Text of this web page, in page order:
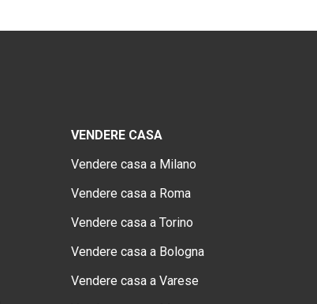
VENDERE CASA
Vendere casa a Milano
Vendere casa a Roma
Vendere casa a Torino
Vendere casa a Bologna
Vendere casa a Varese